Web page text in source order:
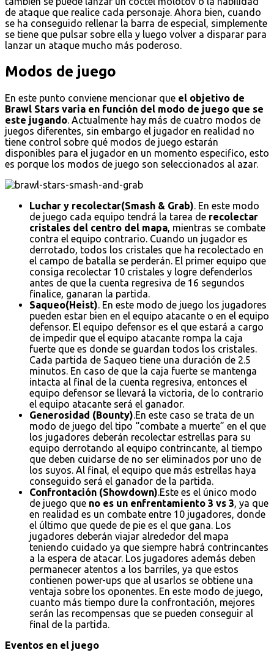
de ataque que realice cada personaje. Ahora bien, cuando
se ha conseguido rellenar la barra de especial, simplemente
se tiene que pulsar sobre ella y luego volver a disparar para
lanzar un ataque mucho más poderoso.
Modos de juego
En este punto conviene mencionar que el objetivo de
Brawl Stars varia en función del modo de juego que se
este jugando. Actualmente hay más de cuatro modos de
juegos diferentes, sin embargo el jugador en realidad no
tiene control sobre qué modos de juego estarán
disponibles para el jugador en un momento especifico, esto
es porque los modos de juego son seleccionados al azar.
Luchar y recolectar(Smash & Grab). En este modo
de juego cada equipo tendrá la tarea de recolectar
cristales del centro del mapa, mientras se combate
contra el equipo contrario. Cuando un jugador es
derrotado, todos los cristales que ha recolectado en
el campo de batalla se perderán. El primer equipo que
consiga recolectar 10 cristales y logre defenderlos
antes de que la cuenta regresiva de 16 segundos
finalice, ganaran la partida.
Saqueo(Heist). En este modo de juego los jugadores
pueden estar bien en el equipo atacante o en el equipo
defensor. El equipo defensor es el que estará a cargo
de impedir que el equipo atacante rompa la caja
fuerte que es donde se guardan todos los cristales.
Cada partida de Saqueo tiene una duración de 2.5
minutos. En caso de que la caja fuerte se mantenga
intacta al final de la cuenta regresiva, entonces el
equipo defensor se llevará la victoria, de lo contrario
el equipo atacante será el ganador.
Generosidad (Bounty).En este caso se trata de un
modo de juego del tipo “combate a muerte” en el que
los jugadores deberán recolectar estrellas para su
equipo derrotando al equipo contrincante, al tiempo
que deben cuidarse de no ser eliminados por uno de
los suyos. Al final, el equipo que más estrellas haya
conseguido será el ganador de la partida.
Confrontación (Showdown).Este es el único modo
de juego que no es un enfrentamiento 3 vs 3, ya que
en realidad es un combate entre 10 jugadores, donde
el último que quede de pie es el que gana. Los
jugadores deberán viajar alrededor del mapa
teniendo cuidado ya que siempre habrá contrincantes
a la espera de atacar. Los jugadores además deben
permanecer atentos a los barriles, ya que estos
contienen power-ups que al usarlos se obtiene una
ventaja sobre los oponentes. En este modo de juego,
cuanto más tiempo dure la confrontación, mejores
serán las recompensas que se pueden conseguir al
final de la partida.
Eventos en el juego